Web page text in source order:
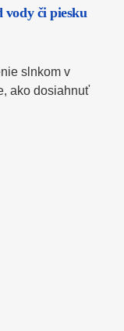
vody či piesku
slnkom v
ako dosiahnuť